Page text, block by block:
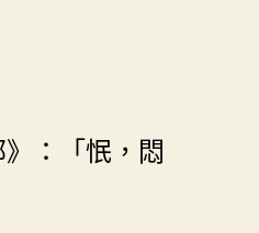
：「怋，悶